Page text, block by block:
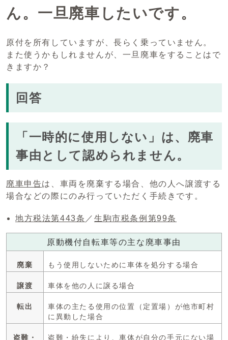
ん。一旦廃車したいです。
原付を所有していますが、長らく乗っていません。
また使うかもしれませんが、一旦廃車をすることはで
きますか？
回答
「一時的に使用しない」は、廃車
事由として認められません。
廃車申告は、車両を廃棄する場合、他の人へ譲渡する
場合などの際にのみ行っていただく手続きです。
地方税法第443条 ／生駒市税条例第99条
原動機付自転車等の主な廃車事由
廃棄 もう使用しないために車体を処分する場合
譲渡 車体を他の人に譲る場合
転出
車体の主たる使用の位置（定置場）が他市町村
に異動した場合
盗難・
盗難・紛失により、車体が自分の手元にない場